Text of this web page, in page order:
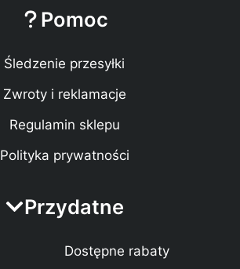
Pomoc
Śledzenie przesyłki
Zwroty i reklamacje
Regulamin sklepu
Polityka prywatności
Przydatne
Dostępne rabaty